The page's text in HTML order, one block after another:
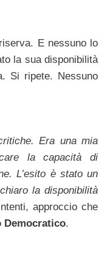
E nessuno lo
la sua disponibilità
Si ripete. Nessuno
Era una mia
la capacità di
L’esito è stato un
la disponibilità
approccio che
.